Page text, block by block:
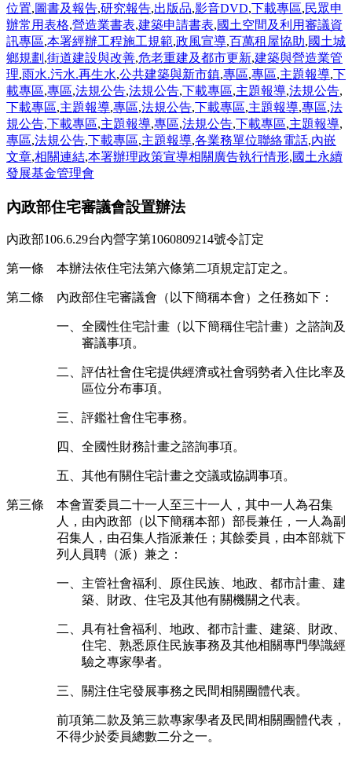
位置,圖書及報告,研究報告,出版品,影音DVD,下載專區,民眾申
辦常用表格,營造業書表,建築申請書表,國土空間及利用審議資
訊專區,本署經辦工程施工規範,政風宣導,百萬租屋協助,國土城
鄉規劃 ,街道建設與改善,危老重建及都市更新,建築與營造業管
理,雨水.污水.再生水,公共建築與新市鎮,專區,專區,主題報導,下
載專區,專區,法規公告,法規公告,下載專區,主題報導,法規公告,
下載專區,主題報導,專區,法規公告,下載專區,主題報導,專區,法
規公告,下載專區,主題報導,專區,法規公告,下載專區,主題報導,
專區,法規公告,下載專區,主題報導,各業務單位聯絡電話,內嵌
文章,相關連結,本署辦理政策宣導相關廣告執行情形,國土永續
發展基金管理會
內政部住宅審議會設置辦法
內政部106.6.29台內營字第1060809214號令訂定
第一條 本辦法依住宅法第六條第二項規定訂定之。
第二條 內政部住宅審議會（以下簡稱本會）之任務如下：
一、全國性住宅計畫（以下簡稱住宅計畫）之諮詢及
審議事項。
二、評估社會住宅提供經濟或社會弱勢者入住比率及
區位分布事項。
三、評鑑社會住宅事務。
四、全國性財務計畫之諮詢事項。
五、其他有關住宅計畫之交議或協調事項。
第三條 本會置委員二十一人至三十一人，其中一人為召集
人，由內政部（以下簡稱本部）部長兼任，一人為副
召集人，由召集人指派兼任；其餘委員，由本部就下
列人員聘（派）兼之：
一、主管社會福利、原住民族、地政、都市計畫、建
築、財政、住宅及其他有關機關之代表。
二、具有社會福利、地政、都市計畫、建築、財政、
住宅、熟悉原住民族事務及其他相關專門學識經
驗之專家學者。
三、關注住宅發展事務之民間相關團體代表。
前項第二款及第三款專家學者及民間相關團體代表，
不得少於委員總數二分之一。